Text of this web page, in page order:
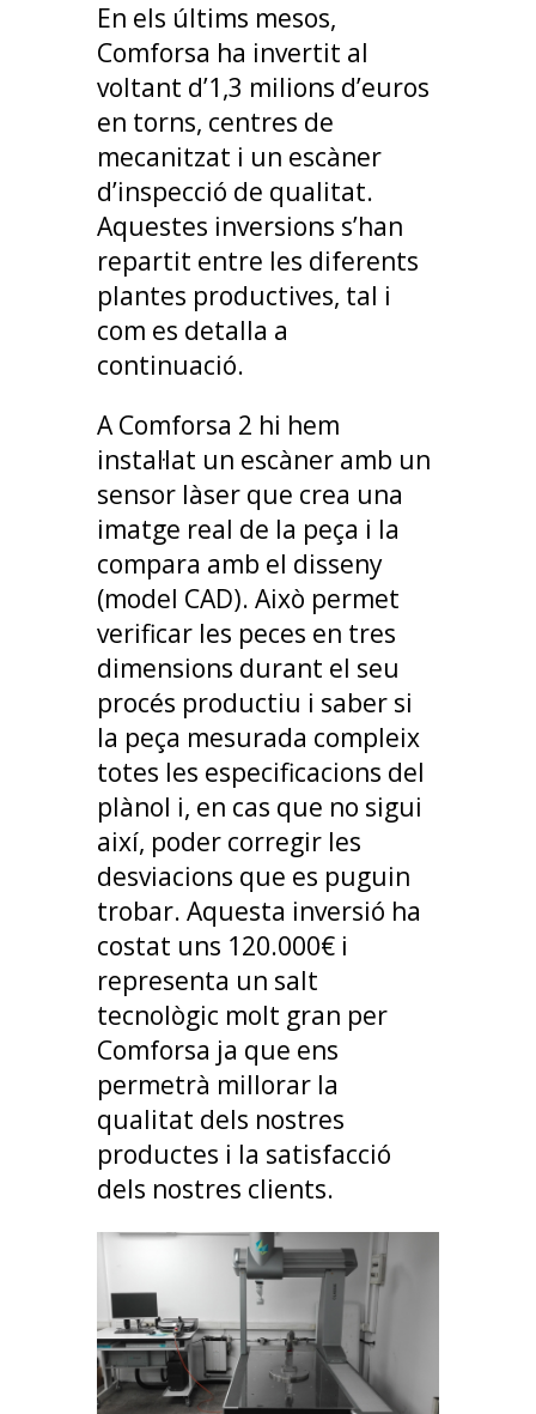
En els últims mesos,
Comforsa ha invertit al
voltant d’1,3 milions d’euros
en torns, centres de
mecanitzat i un escàner
d’inspecció de qualitat.
Aquestes inversions s’han
repartit entre les diferents
plantes productives, tal i
com es detalla a
continuació.
A Comforsa 2 hi hem
instal·lat un escàner amb un
sensor làser que crea una
imatge real de la peça i la
compara amb el disseny
(model CAD). Això permet
verificar les peces en tres
dimensions durant el seu
procés productiu i saber si
la peça mesurada compleix
totes les especificacions del
plànol i, en cas que no sigui
així, poder corregir les
desviacions que es puguin
trobar. Aquesta inversió ha
costat uns 120.000€ i
representa un salt
tecnològic molt gran per
Comforsa ja que ens
permetrà millorar la
qualitat dels nostres
productes i la satisfacció
dels nostres clients.